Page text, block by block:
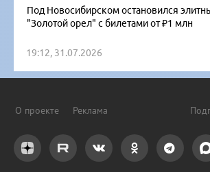
Под Новосибирском остановился
"Золотой орел" с билетами от ₽1 млн
19:12, 31.07.2026
О проекте Реклама